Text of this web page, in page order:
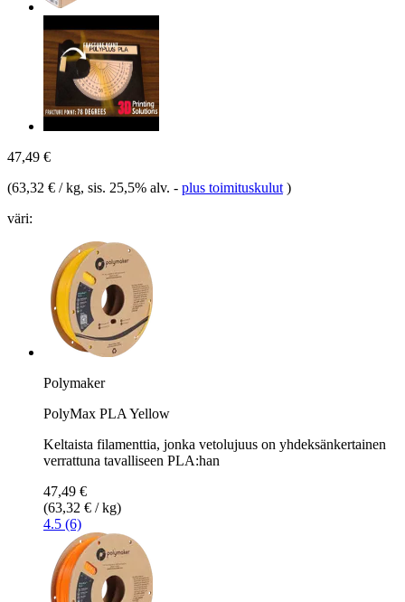
47,49 €
(63,32 € / kg, sis. 25,5% alv. - plus toimituskulut )
väri:
Polymaker
PolyMax PLA Yellow
Keltaista filamenttia, jonka vetolujuus on yhdeksänkertainen
verrattuna tavalliseen PLA:han
47,49 €
(63,32 € / kg)
4.5 (6)